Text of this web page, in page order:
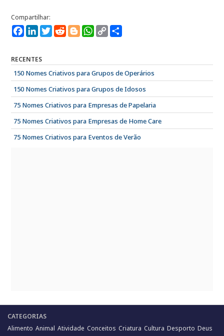
Facebook
LinkedIn
TwitterRedditBloggerWhatsApp
Copy
Link
RECENTES
150 Nomes Criativos para Grupos de Operários
150 Nomes Criativos para Grupos de Idosos
75 Nomes Criativos para Empresas de Papelaria
75 Nomes Criativos para Empresas de Home Care
75 Nomes Criativos para Eventos de Verão
CATEGORIAS
Alimento Animal Atividade Conceitos Criatura Cultura Desporto Deus